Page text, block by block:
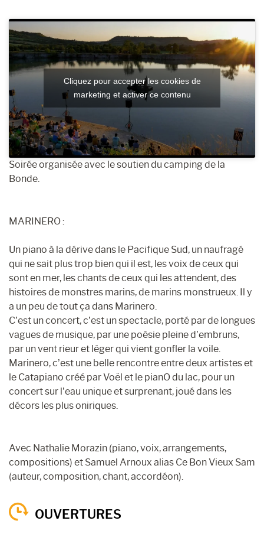
Cliquez pour accepter les cookies de
marketing et activer ce contenu
Soirée organisée avec le soutien du camping de la
Bonde.
MARINERO :
Un piano à la dérive dans le Pacifique Sud, un naufragé
qui ne sait plus trop bien qui il est, les voix de ceux qui
sont en mer, les chants de ceux qui les attendent, des
histoires de monstres marins, de marins monstrueux. Il y
a un peu de tout ça dans Marinero.
C’est un concert, c’est un spectacle, porté par de longues
vagues de musique, par une poésie pleine d’embruns,
par un vent rieur et léger qui vient gonfler la voile.
Marinero, c’est une belle rencontre entre deux artistes et
le Catapiano créé par Voël et le pianO du lac, pour un
concert sur l’eau unique et surprenant, joué dans les
décors les plus oniriques.
Avec Nathalie Morazin (piano, voix, arrangements,
compositions) et Samuel Arnoux alias Ce Bon Vieux Sam
(auteur, composition, chant, accordéon).
OUVERTURES